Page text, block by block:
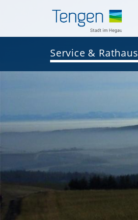
Service & Rathaus